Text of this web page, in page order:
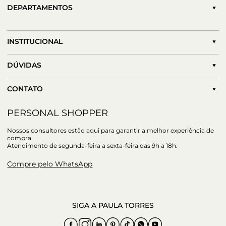
DEPARTAMENTOS
INSTITUCIONAL
DÚVIDAS
CONTATO
PERSONAL SHOPPER
Nossos consultores estão aqui para garantir a melhor experiência de
compra.
Atendimento de segunda-feira a sexta-feira das 9h a 18h.
Compre pelo WhatsApp